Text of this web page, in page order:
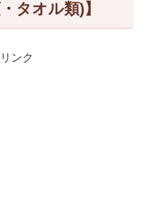
タオル類)】
ンク